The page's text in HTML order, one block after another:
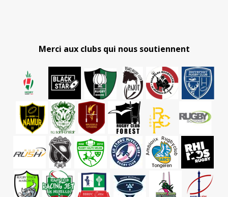
Merci aux clubs qui nous soutiennent